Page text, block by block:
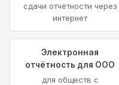
сдачи отчётности через
интернет
Электронная
отчётность для ООО
для обществ с